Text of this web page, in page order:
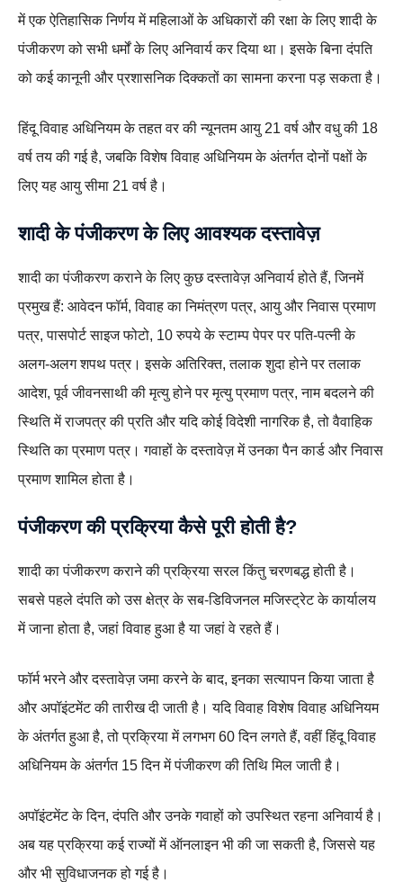
में एक ऐतिहासिक निर्णय में महिलाओं के अधिकारों की रक्षा के लिए शादी के
पंजीकरण को सभी धर्मों के लिए अनिवार्य कर दिया था। इसके बिना दंपति
को कई कानूनी और प्रशासनिक दिक्कतों का सामना करना पड़ सकता है।
हिंदू विवाह अधिनियम के तहत वर की न्यूनतम आयु 21 वर्ष और वधु की 18
वर्ष तय की गई है, जबकि विशेष विवाह अधिनियम के अंतर्गत दोनों पक्षों के
लिए यह आयु सीमा 21 वर्ष है।
शादी के पंजीकरण के लिए आवश्यक दस्तावेज़
शादी का पंजीकरण कराने के लिए कुछ दस्तावेज़ अनिवार्य होते हैं, जिनमें
प्रमुख हैं: आवेदन फॉर्म, विवाह का निमंत्रण पत्र, आयु और निवास प्रमाण
पत्र, पासपोर्ट साइज फोटो, 10 रुपये के स्टाम्प पेपर पर पति-पत्नी के
अलग-अलग शपथ पत्र। इसके अतिरिक्त, तलाक शुदा होने पर तलाक
आदेश, पूर्व जीवनसाथी की मृत्यु होने पर मृत्यु प्रमाण पत्र, नाम बदलने की
स्थिति में राजपत्र की प्रति और यदि कोई विदेशी नागरिक है, तो वैवाहिक
स्थिति का प्रमाण पत्र। गवाहों के दस्तावेज़ में उनका पैन कार्ड और निवास
प्रमाण शामिल होता है।
पंजीकरण की प्रक्रिया कैसे पूरी होती है?
शादी का पंजीकरण कराने की प्रक्रिया सरल किंतु चरणबद्ध होती है।
सबसे पहले दंपति को उस क्षेत्र के सब-डिविजनल मजिस्ट्रेट के कार्यालय
में जाना होता है, जहां विवाह हुआ है या जहां वे रहते हैं।
फॉर्म भरने और दस्तावेज़ जमा करने के बाद, इनका सत्यापन किया जाता है
और अपॉइंटमेंट की तारीख दी जाती है। यदि विवाह विशेष विवाह अधिनियम
के अंतर्गत हुआ है, तो प्रक्रिया में लगभग 60 दिन लगते हैं, वहीं हिंदू विवाह
अधिनियम के अंतर्गत 15 दिन में पंजीकरण की तिथि मिल जाती है।
अपॉइंटमेंट के दिन, दंपति और उनके गवाहों को उपस्थित रहना अनिवार्य है।
अब यह प्रक्रिया कई राज्यों में ऑनलाइन भी की जा सकती है, जिससे यह
और भी सुविधाजनक हो गई है।